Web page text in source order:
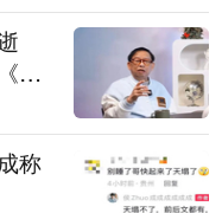
财
称